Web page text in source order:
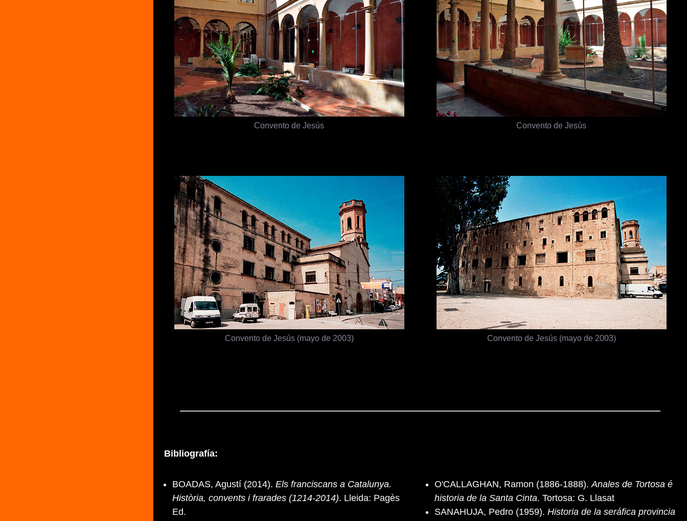
Convento de Jesús Convento de Jesús
Convento de Jesús (mayo de 2003) Convento de Jesús (mayo de 2003)
Bibliografía:
BOADAS, Agustí (2014). Els franciscans a Catalunya.
Història, convents i frarades (1214-2014). Lleida: Pagès
Ed.
O'CALLAGHAN, Ramon (1886-1888). Anales de Tortosa é
historia de la Santa Cinta. Tortosa: G. Llasat
SANAHUJA, Pedro (1959). Historia de la seráfica provincia